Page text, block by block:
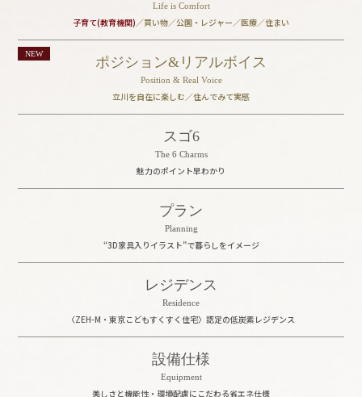
Life is Comfort
子育て(教育機関)／買い物／公園・レジャー／医療／住まい
ポジション&リアルボイス
Position & Real Voice
立川を自在に楽しむ／住んでみて実感
スゴ6
The 6 Charms
魅力のポイント早わかり
プラン
Planning
“3D家具入りイラスト”で暮らしをイメージ
レジデンス
Residence
〈ZEH-M・東京こどもすくすく住宅〉 認定の低炭素レジデンス
設備仕様
Equipment
美しさと機能性・環境配慮にこだわる省エネ仕様